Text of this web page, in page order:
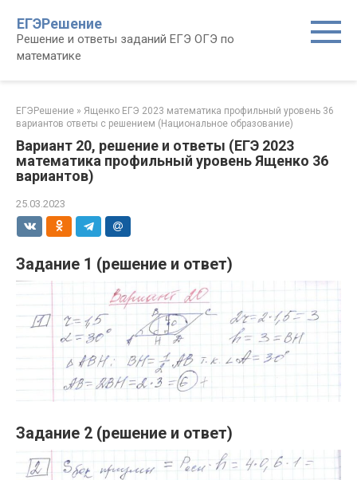
контенту
ЕГЭРешение
Решение и ответы заданий ЕГЭ ОГЭ по
математике
ЕГЭРешение » Ященко ЕГЭ 2023 математика профильный уровень 36
вариантов ответы с решением (Национальное образование)
Вариант 20, решение и ответы (ЕГЭ 2023
математика профильный уровень Ященко 36
вариантов)
25.03.2023
Задание 1 (решение и ответ)
Задание 2 (решение и ответ)